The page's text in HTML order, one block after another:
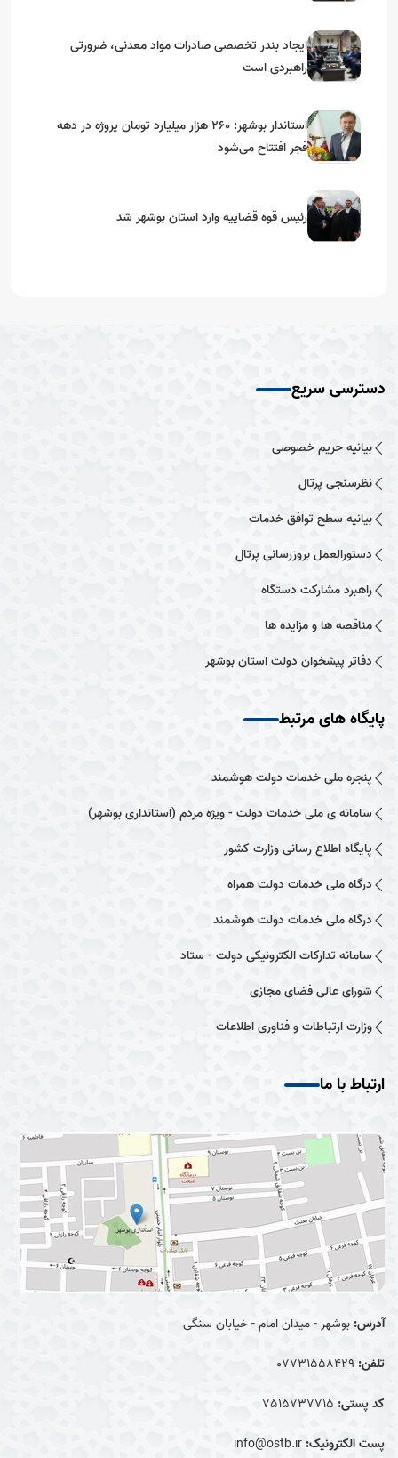
ایجاد بندر تخصصی صادرات مواد معدنی، ضرورتی
راهبردی است
استاندار بوشهر: ۲۶۰ هزار میلیارد تومان پروژه در دهه
فجر افتتاح می‌شود
رئیس قوه قضاییه وارد استان بوشهر شد
دسترسی سریع
بیانیه حریم خصوصی
نظرسنجی پرتال
بیانیه سطح توافق خدمات
دستورالعمل بروزرسانی پرتال
راهبرد مشارکت دستگاه
مناقصه ها و مزایده ها
دفاتر پیشخوان دولت استان بوشهر
پایگاه های مرتبط
پنجره ملی خدمات دولت هوشمند
سامانه ی ملی خدمات دولت - ویژه مردم (استانداری بوشهر)
پایگاه اطلاع رسانی وزارت کشور
درگاه ملی خدمات دولت همراه
درگاه ملی خدمات دولت هوشمند
سامانه تدارکات الکترونیکی دولت - ستاد
شورای عالی فضای مجازی
وزارت ارتباطات و فناوری اطلاعات
ارتباط با ما
آدرس: بوشهر - میدان امام - خیابان سنگی
تلفن: 07731558429
کد پستی: 7515737715
پست الکترونیک: info@ostb.ir